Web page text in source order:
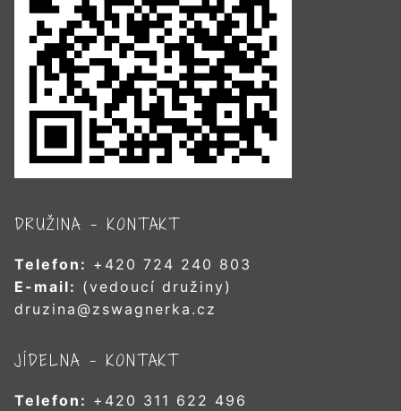
DRUŽINA – KONTAKT
Telefon: +420 724 240 803
E-mail: (vedoucí družiny)
druzina@zswagnerka.cz
JÍDELNA – KONTAKT
Telefon: +420 311 622 496